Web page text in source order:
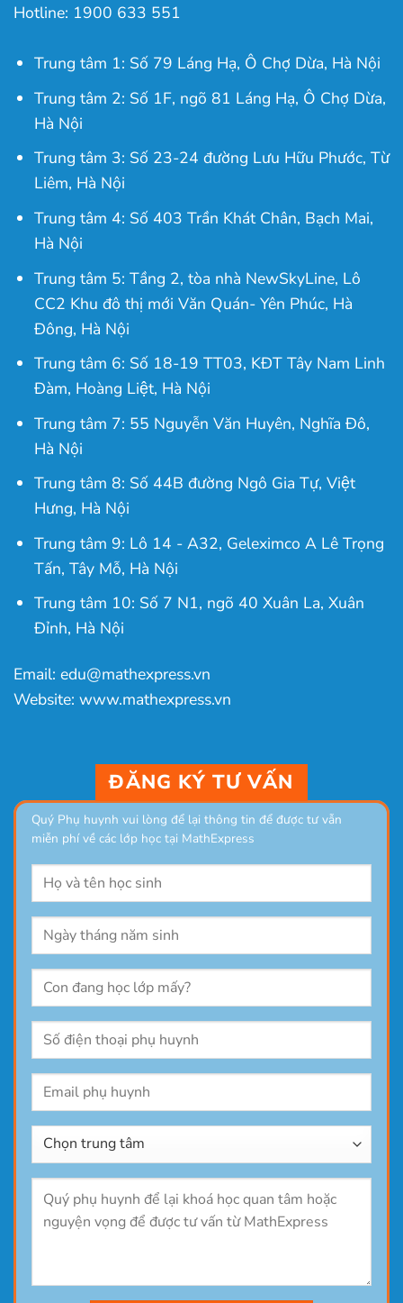
Hotline: 1900 633 551
Trung tâm 1: Số 79 Láng Hạ, Ô Chợ Dừa, Hà Nội
Trung tâm 2: Số 1F, ngõ 81 Láng Hạ, Ô Chợ Dừa,
Hà Nội
Trung tâm 3: Số 23-24 đường Lưu Hữu Phước, Từ
Liêm, Hà Nội
Trung tâm 4: Số 403 Trần Khát Chân, Bạch Mai,
Hà Nội
Trung tâm 5: Tầng 2, tòa nhà NewSkyLine, Lô
CC2 Khu đô thị mới Văn Quán- Yên Phúc, Hà
Đông, Hà Nội
Trung tâm 6: Số 18-19 TT03, KĐT Tây Nam Linh
Đàm, Hoàng Liệt, Hà Nội
Trung tâm 7: 55 Nguyễn Văn Huyên, Nghĩa Đô,
Hà Nội
Trung tâm 8: Số 44B đường Ngô Gia Tự, Việt
Hưng, Hà Nội
Trung tâm 9: Lô 14 - A32, Geleximco A Lê Trọng
Tấn, Tây Mỗ, Hà Nội
Trung tâm 10: Số 7 N1, ngõ 40 Xuân La, Xuân
Đỉnh, Hà Nội
Email: edu@mathexpress.vn
Website: www.mathexpress.vn
ĐĂNG KÝ TƯ VẤN
Quý Phụ huynh vui lòng để lại thông tin để được tư vẫn
miễn phí về các lớp học tại MathExpress